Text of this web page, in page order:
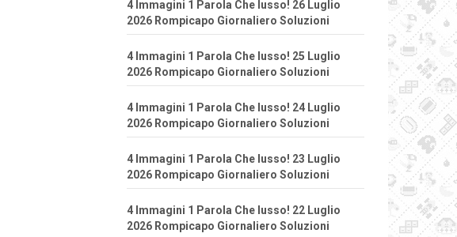
4 Immagini 1 Parola Che lusso! 26 Luglio
2026 Rompicapo Giornaliero Soluzioni
4 Immagini 1 Parola Che lusso! 25 Luglio
2026 Rompicapo Giornaliero Soluzioni
4 Immagini 1 Parola Che lusso! 24 Luglio
2026 Rompicapo Giornaliero Soluzioni
4 Immagini 1 Parola Che lusso! 23 Luglio
2026 Rompicapo Giornaliero Soluzioni
4 Immagini 1 Parola Che lusso! 22 Luglio
2026 Rompicapo Giornaliero Soluzioni